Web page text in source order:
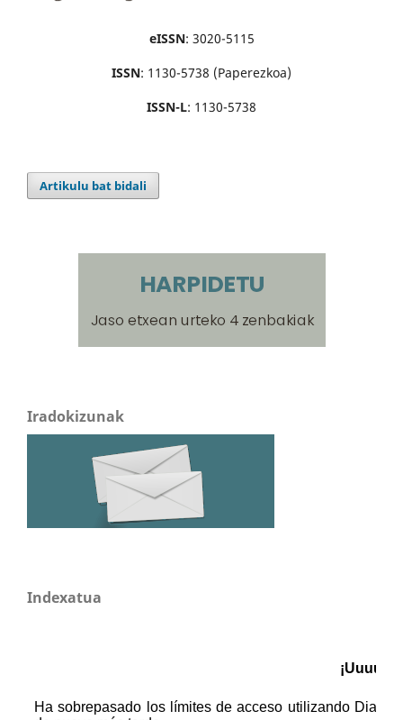
eISSN: 3020-5115
ISSN: 1130-5738 (Paperezkoa)
ISSN-L: 1130-5738
Artikulu bat bidali
Iradokizunak
Indexatua